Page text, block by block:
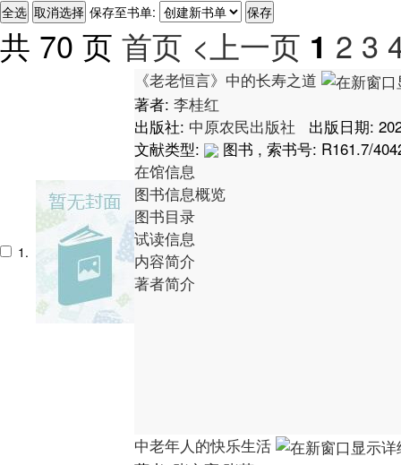
保存至书单:
共 70 页 首页 <上一页 1 2 3
1.
《老老恒言》中的长寿之道
著者: 李桂红
出版社: 中原农民出版社
出版日期:
文献类型:
图书 , 索书号: R161.7/
在馆信息
图书信息概览
图书目录
试读信息
内容简介
著者简介
中老年人的快乐生活